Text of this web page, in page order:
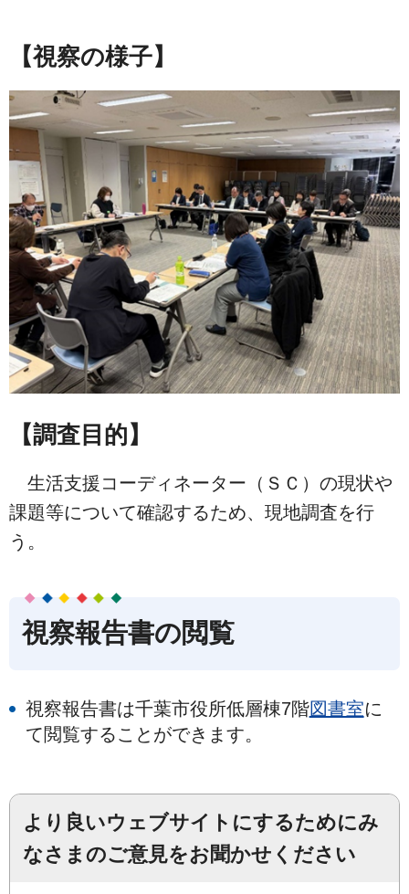
【視察の様子】
【調査目的】
生活支援コーディネーター（ＳＣ）の現状や
課題等について確認するため、現地調査を行
う。
視察報告書の閲覧
視察報告書は千葉市役所低層棟7階図書室に
て閲覧することができます。
より良いウェブサイトにするためにみ
なさまのご意見をお聞かせください